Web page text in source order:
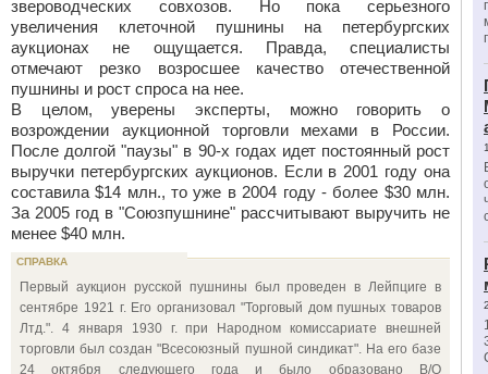
звероводческих совхозов. Но пока серьезного
увеличения клеточной пушнины на петербургских
аукционах не ощущается. Правда, специалисты
отмечают резко возросшее качество отечественной
пушнины и рост спроса на нее.
В целом, уверены эксперты, можно говорить о
возрождении аукционной торговли мехами в России.
После долгой "паузы" в 90-х годах идет постоянный рост
выручки петербургских аукционов. Если в 2001 году она
составила $14 млн., то уже в 2004 году - более $30 млн.
За 2005 год в "Союзпушнине" рассчитывают выручить не
менее $40 млн.
СПРАВКА
Первый аукцион русской пушнины был проведен в Лейпциге в
сентябре 1921 г. Его организовал "Торговый дом пушных товаров
Лтд.". 4 января 1930 г. при Народном комиссариате внешней
торговли был создан "Всесоюзный пушной синдикат". На его базе
24 октября следующего года и было образовано В/О